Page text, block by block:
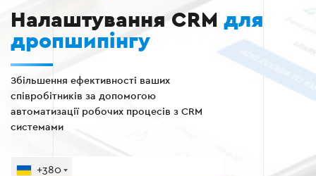
Налаштування CRM для
дропшипінгу
Збільшення ефективності ваших
співробітників за допомогою
автоматизації робочих процесів з CRM
системами
+380